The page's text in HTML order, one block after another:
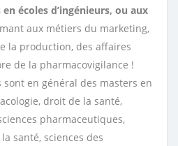
écoles d’ingénieurs, ou aux
aux métiers du marketing,
la production, des affaires
de la pharmacovigilance !
sont en général des masters en
droit de la santé,
pharmaceutiques,
santé, sciences des